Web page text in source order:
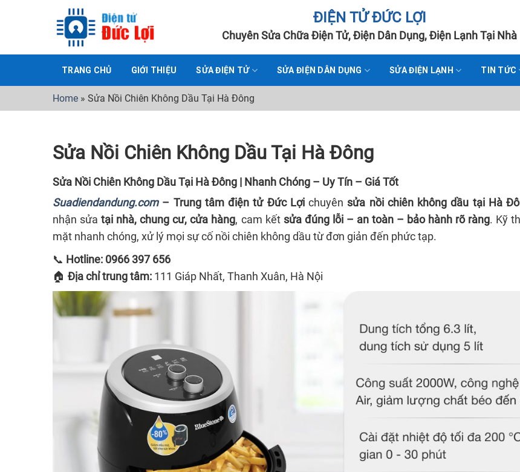
ĐIỆN TỬ ĐỨC LỢI
Chuyên Sửa Chữa Điện Tử, Điện Dân Dụng, Điện Lạnh Tại Nhà
TRANG CHỦ GIỚI THIỆU SỬA ĐIỆN TỬ SỬA ĐIỆN DÂN DỤNG SỬA ĐIỆN LẠNH TIN TỨC
Home » Sửa Nồi Chiên Không Dầu Tại Hà Đông
Sửa Nồi Chiên Không Dầu Tại Hà Đông
Sửa Nồi Chiên Không Dầu Tại Hà Đông | Nhanh Chóng – Uy Tín – Giá Tốt
Suadiendandung.com – Trung tâm điện tử Đức Lợichuyên sửa nồi chiên không dầu tại Hà
nhận sửatại nhà, chung cư, cửa hàng, cam kết sửa đúng lỗi – an toàn – bảo hành rõ ràng. Kỹ
mặt nhanh chóng, xử lý mọi sự cố nồi chiên không dầu từ đơn giản đến phức tạp.
📞 Hotline: 0966 397 656
🏠 Địa chỉ trung tâm: 111 Giáp Nhất, Thanh Xuân, Hà Nội